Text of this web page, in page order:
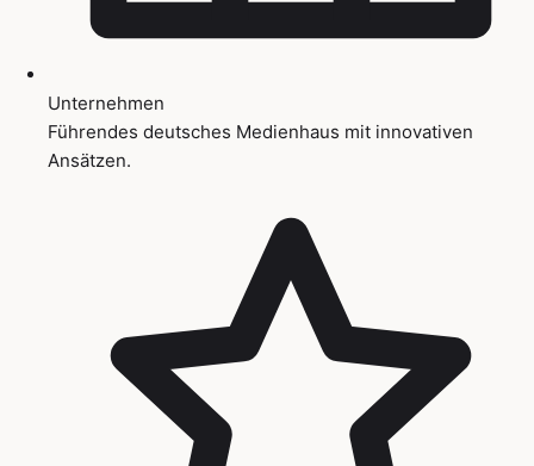
Unternehmen
Führendes deutsches Medienhaus mit innovativen
Ansätzen.